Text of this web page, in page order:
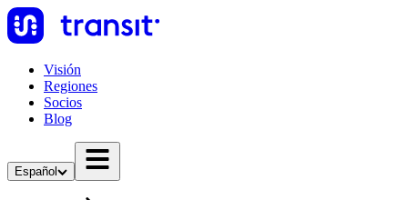
Visión
Regiones
Socios
Blog
Español